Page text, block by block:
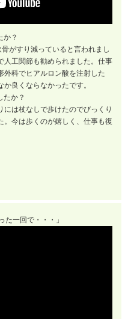
か？
がすり減っていると言われまし
人工関節も勧められました。仕事
外科でヒアルロン酸を注射した
良くならなかったです。
たか？
には杖なしで歩けたのでびっくり
。今は歩くのが嬉しく、仕事も復
た一回で・・・」